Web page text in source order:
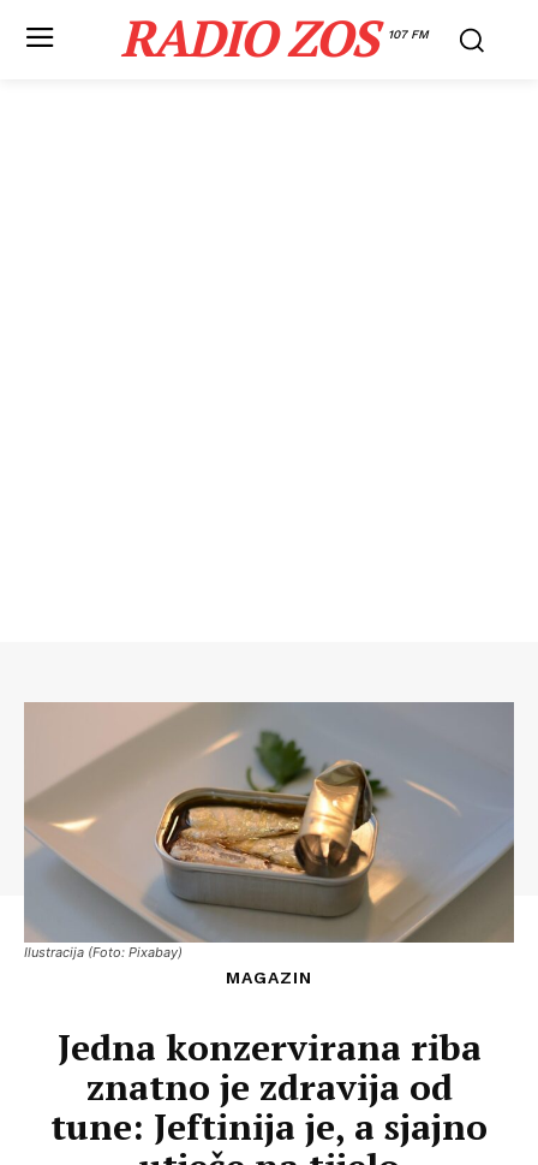
RADIO ZOS 107 FM
Ilustracija (Foto: Pixabay)
MAGAZIN
Jedna konzervirana riba
znatno je zdravija od
tune: Jeftinija je, a sjajno